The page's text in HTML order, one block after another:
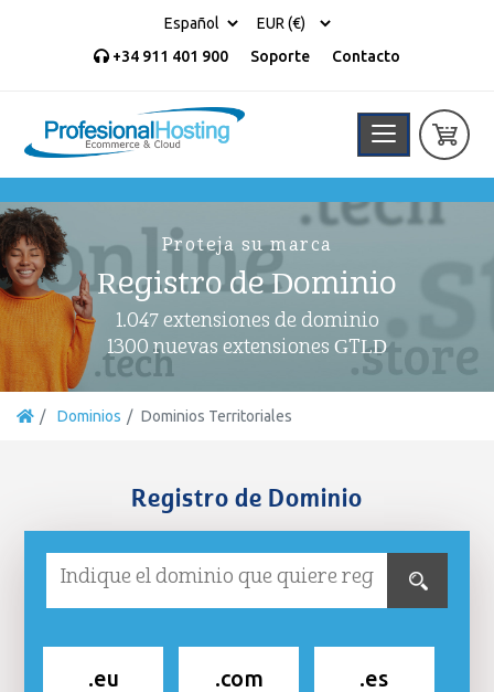
+34 911 401 900 Soporte Contacto
Proteja su marca
Registro de Dominio
1.047 extensiones de dominio
1300 nuevas extensiones GTLD
Dominios Dominios Territoriales
Registro de Dominio
.eu .com .es